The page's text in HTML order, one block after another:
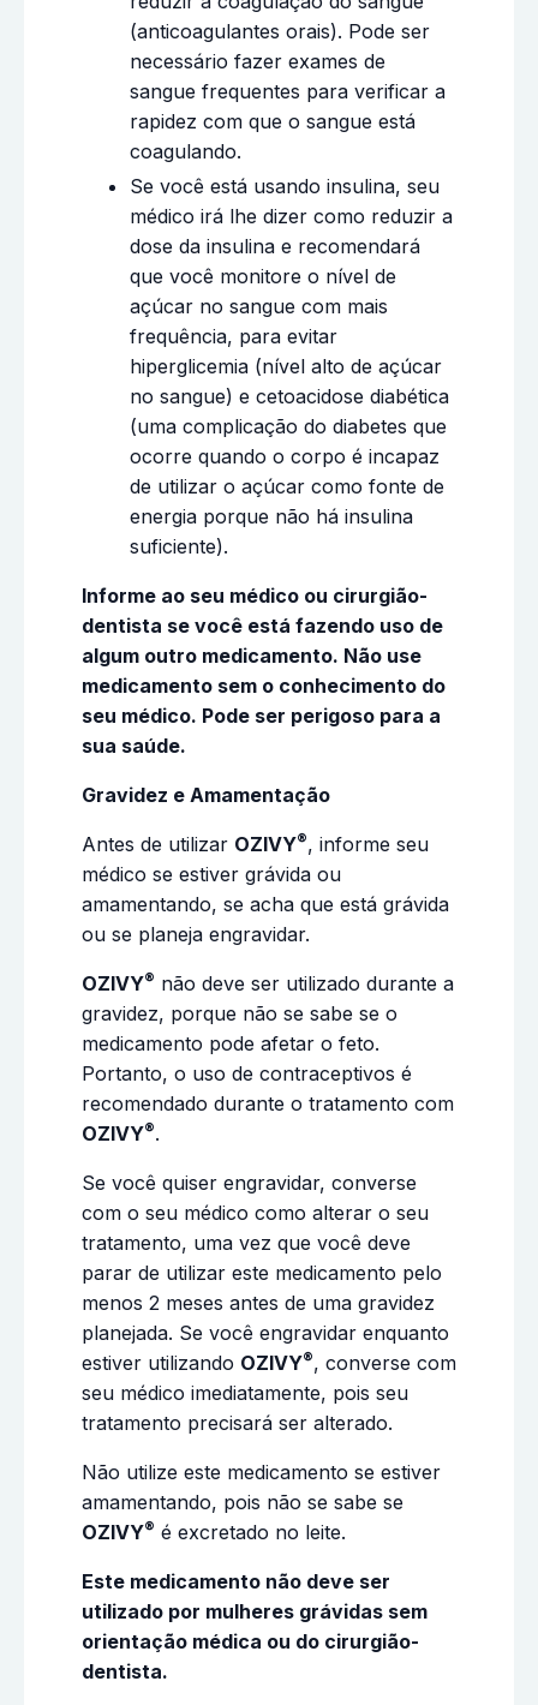
(anticoagulantes orais). Pode ser
necessário fazer exames de
sangue frequentes para verificar a
rapidez com que o sangue está
coagulando.
Se você está usando insulina, seu
médico irá lhe dizer como reduzir a
dose da insulina e recomendará
que você monitore o nível de
açúcar no sangue com mais
frequência, para evitar
hiperglicemia (nível alto de açúcar
no sangue) e cetoacidose diabética
(uma complicação do diabetes que
ocorre quando o corpo é incapaz
de utilizar o açúcar como fonte de
energia porque não há insulina
suficiente).
Informe ao seu médico ou cirurgião-
dentista se você está fazendo uso de
algum outro medicamento. Não use
medicamento sem o conhecimento do
seu médico. Pode ser perigoso para a
sua saúde.
Gravidez e Amamentação
Antes de utilizar OZIVY®, informe seu
médico se estiver grávida ou
amamentando, se acha que está grávida
ou se planeja engravidar.
OZIVY® não deve ser utilizado durante a
gravidez, porque não se sabe se o
medicamento pode afetar o feto.
Portanto, o uso de contraceptivos é
recomendado durante o tratamento com
OZIVY®.
Se você quiser engravidar, converse
com o seu médico como alterar o seu
tratamento, uma vez que você deve
parar de utilizar este medicamento pelo
menos 2 meses antes de uma gravidez
planejada. Se você engravidar enquanto
estiver utilizando OZIVY®, converse com
seu médico imediatamente, pois seu
tratamento precisará ser alterado.
Não utilize este medicamento se estiver
amamentando, pois não se sabe se
OZIVY® é excretado no leite.
Este medicamento não deve ser
utilizado por mulheres grávidas sem
orientação médica ou do cirurgião-
dentista.